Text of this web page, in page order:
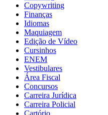
Copywriting
Finanças
Idiomas
Maquiagem
Edição de Vídeo
Cursinhos
ENEM
Vestibulares
Área Fiscal
Concursos
Carreira Jurídica
Carreira Policial
Cartório